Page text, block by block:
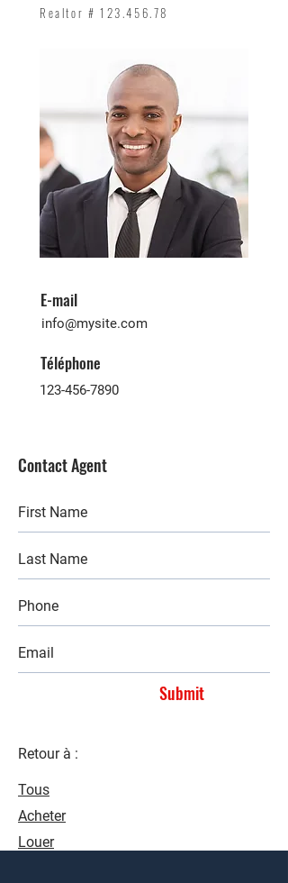
Realtor # 123.456.78
E-mail
info@mysite.com
Téléphone
123-456-7890
Contact Agent
Submit
Retour à :
Tous
Acheter
Louer